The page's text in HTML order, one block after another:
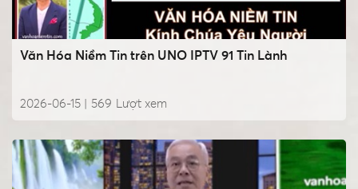
Văn Hóa Niềm Tin trên UNO IPTV 91 Tin Lành
2026-06-15 | Lượt xem
569